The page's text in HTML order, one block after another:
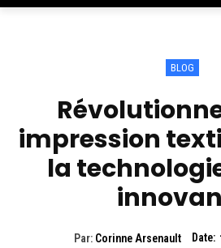
BLOG
impression
la
Par: Corinne Arsenault Date: